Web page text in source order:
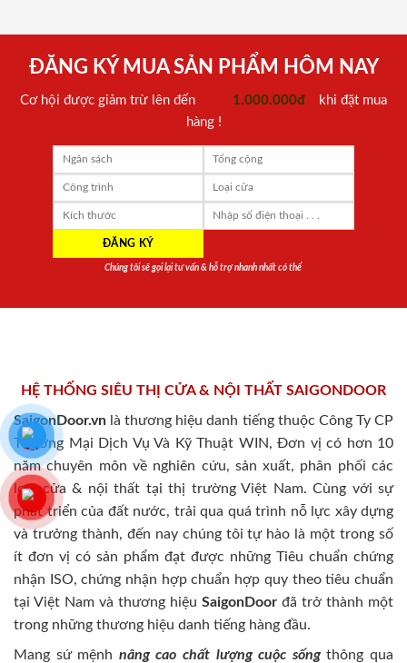
ĐĂNG KÝ MUA SẢN PHẨM HÔM NAY
Cơ hội được giảm trừ lên đến 1.000.000đ
khi đặt mua
hàng !
Chúng tôi sẽ gọi lại tư vấn & hỗ trợ nhanh nhất có thể
HỆ THỐNG SIÊU THỊ CỬA & NỘI THẤT SAIGONDOOR
SaigonDoor.vn là thương hiệu danh tiếng thuộc Công Ty CP
Thương Mại Dịch Vụ Và Kỹ Thuật WIN, Đơn vị có hơn 10
năm chuyên môn về nghiên cứu, sản xuất, phân phối các
loại cửa & nội thất tại thị trường Việt Nam. Cùng với sự
phát triển của đất nước, trải qua quá trình nỗ lực xây dựng
và trưởng thành, đến nay chúng tôi tự hào là một trong số
ít đơn vị có sản phẩm đạt được những Tiêu chuẩn chứng
nhận ISO, chứng nhận hợp chuẩn hợp quy theo tiêu chuẩn
tại Việt Nam và thương hiệu SaigonDoor đã trở thành một
trong những thương hiệu danh tiếng hàng đầu.
Mang sứ mệnh nâng cao chất lượng cuộc sốngthông qua